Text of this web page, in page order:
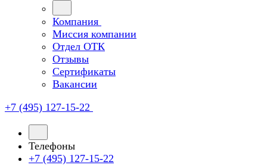
Компания
Миссия компании
Отдел ОТК
Отзывы
Сертификаты
Вакансии
+7 (495) 127-15-22
Телефоны
+7 (495) 127-15-22